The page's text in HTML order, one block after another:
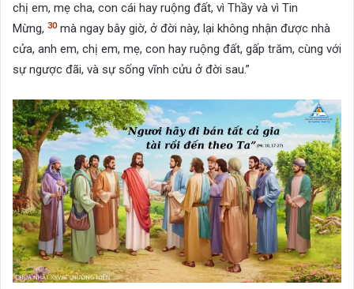
chị em, mẹ cha, con cái hay ruộng đất, vì Thầy và vì Tin
Mừng, 30mà ngay bây giờ, ở đời này, lại không nhận được nhà
cửa, anh em, chị em, mẹ, con hay ruộng đất, gấp trăm, cùng với
sự ngược đãi, và sự sống vĩnh cửu ở đời sau.”